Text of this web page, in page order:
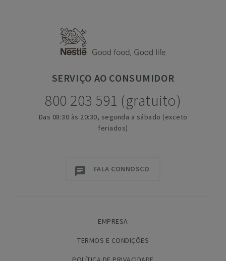
SERVIÇO AO CONSUMIDOR
800 203 591 (gratuito)
Das 08:30 às 20:30, segunda a sábado (exceto
feriados)
FALA CONNOSCO
EMPRESA
TERMOS E CONDIÇÕES